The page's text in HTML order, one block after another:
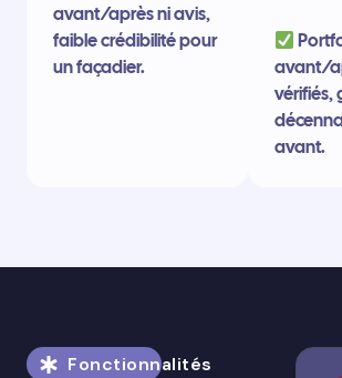
avant/après ni avis,
faible crédibilité pour
un façadier.
avant/
vérifiés,
avant.
Fonctionnalités